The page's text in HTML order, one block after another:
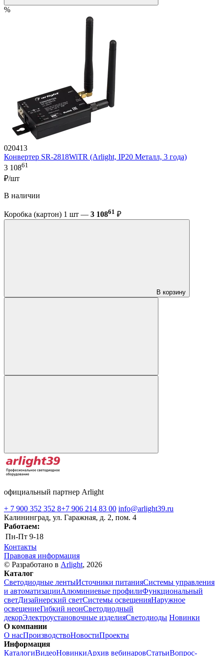
%
020413
Конвертер SR-2818WiTR (Arlight, IP20 Металл, 3 года)
3 10861
₽/шт
В наличии
Коробка (картон) 1 шт — 3 10861 ₽
В корзину
официальный партнер Arlight
+ 7 900 352 352 8+7 906 214 83 00 info@arlight39.ru
Калининград, ул. Гаражная, д. 2, пом. 4
Работаем:
Пн-Пт 9-18
Контакты
Правовая информация
© Разработано в Arlight, 2026
Каталог
Светодиодные лентыИсточники питанияСистемы управления
и автоматизацииАлюминиевые профилиФункциональный
светДизайнерский светСистемы освещенияНаружное
освещениеГибкий неонСветодиодный
декорЭлектроустановочные изделияСветодиоды Новинки
О компании
О насПроизводствоНовостиПроекты
Информация
КаталогиВидеоНовинкиАрхив вебинаровСтатьиВопрос-